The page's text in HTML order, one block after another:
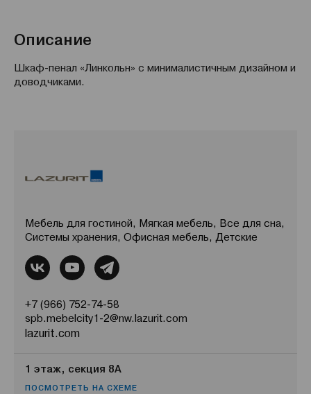
Описание
Шкаф-пенал «Линкольн» с минималистичным дизайном и
доводчиками.
Мебель для гостиной, Мягкая мебель, Все для сна,
Системы хранения, Офисная мебель, Детские
+7 (966) 752-74-58
spb.mebelcity1-2@nw.lazurit.com
lazurit.com
1 этаж, секция 8А
ПОСМОТРЕТЬ НА СХЕМЕ